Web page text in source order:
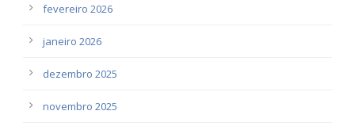
fevereiro 2026
janeiro 2026
dezembro 2025
novembro 2025